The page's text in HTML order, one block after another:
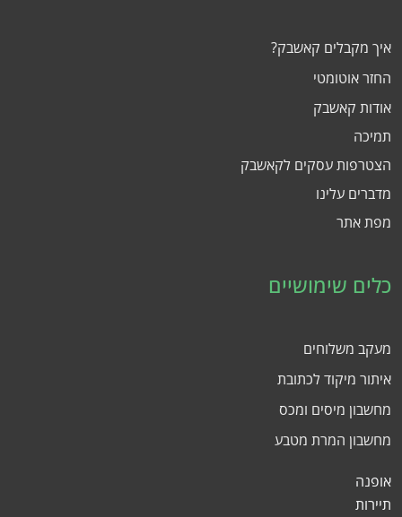
איך מקבלים קאשבק?
החזר אוטומטי
אודות קאשבק
תמיכה
הצטרפות עסקים לקאשבק
מדברים עלינו
מפת אתר
כלים שימושיים
מעקב משלוחים
איתור מיקוד לכתובת
מחשבון מיסים ומכס
מחשבון המרת מטבע
אופנה
תיירות